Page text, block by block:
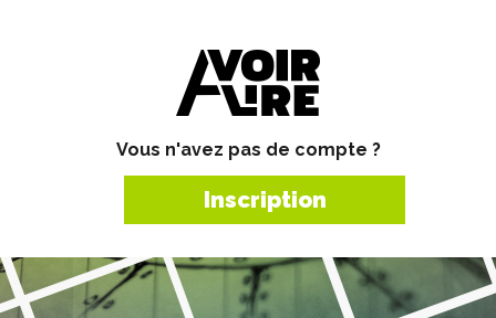
Vous n'avez pas de compte ?
Inscription